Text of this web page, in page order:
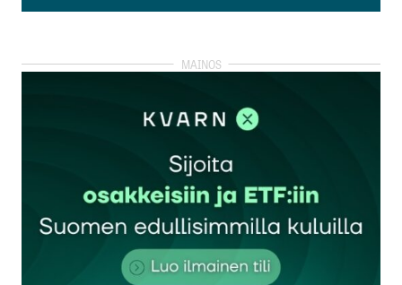
Lisää kommentti
kirjautua
rekisteröityä
Sähköpostiosoitettasi ei julkaista.Pakolliset
kentät on merkitty*